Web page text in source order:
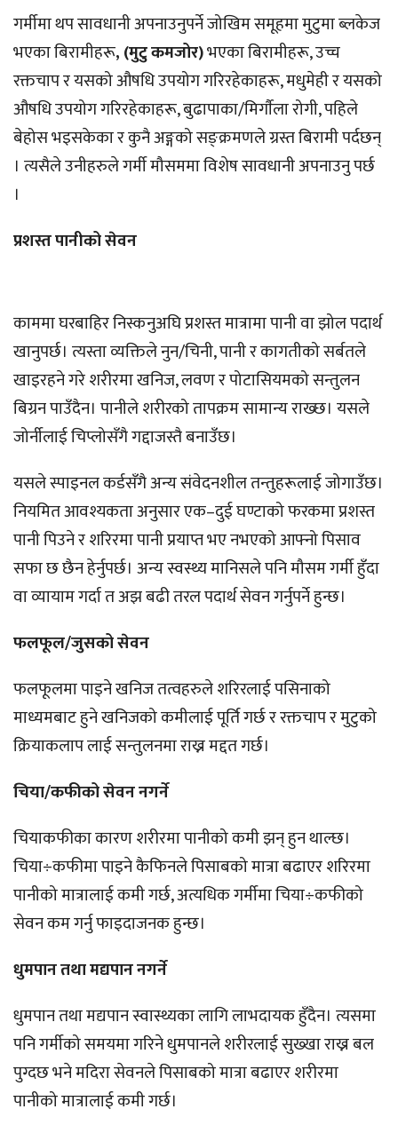
गर्मीमा थप सावधानी अपनाउनुपर्ने जोखिम समूहमा मुटुमा ब्लकेज
भएका बिरामीहरू, (मुटु कमजोर)भएका बिरामीहरू, उच्च
रक्तचाप र यसको औषधि उपयोग गरिरहेकाहरू, मधुमेही र यसको
औषधि उपयोग गरिरहेकाहरू, बुढापाका/मिर्गाैला रोगी, पहिले
बेहोस भइसकेका र कुनै अङ्गको सङ्क्रमणले ग्रस्त बिरामी पर्दछन्
। त्यसैले उनीहरुले गर्मी मौसममा विशेष सावधानी अपनाउनु पर्छ
।
प्रशस्त पानीको सेवन
काममा घरबाहिर निस्कनुअघि प्रशस्त मात्रामा पानी वा झोल पदार्थ
खानुपर्छ। त्यस्ता व्यक्तिले नुन/चिनी, पानी र कागतीको सर्बतले
खाइरहने गरे शरीरमा खनिज, लवण र पोटासियमको सन्तुलन
बिग्रन पाउँदैन। पानीले शरीरको तापक्रम सामान्य राख्छ। यसले
जोर्नीलाई चिप्लोसँगै गद्दाजस्तै बनाउँछ।
यसले स्पाइनल कर्डसँगै अन्य संवेदनशील तन्तुहरूलाई जोगाउँछ।
नियमित आवश्यकता अनुसार एक–दुई घण्टाको फरकमा प्रशस्त
पानी पिउने र शरिरमा पानी प्रयाप्त भए नभएको आफ्नो पिसाव
सफा छ छैन हेर्नुपर्छ। अन्य स्वस्थ्य मानिसले पनि मौसम गर्मी हुँदा
वा व्यायाम गर्दा त अझ बढी तरल पदार्थ सेवन गर्नुपर्ने हुन्छ।
फलफूल/जुसको सेवन
फलफूलमा पाइने खनिज तत्वहरुले शरिरलाई पसिनाको
माध्यमबाट हुने खनिजको कमीलाई पूर्ति गर्छ र रक्तचाप र मुटुको
क्रियाकलाप लाई सन्तुलनमा राख्न मद्दत गर्छ।
चिया/कफीको सेवन नगर्ने
चियाकफीका कारण शरीरमा पानीको कमी झन् हुन थाल्छ।
चिया÷कफीमा पाइने कैफिनले पिसाबको मात्रा बढाएर शरिरमा
पानीको मात्रालाई कमी गर्छ, अत्यधिक गर्मीमा चिया÷कफीको
सेवन कम गर्नु फाइदाजनक हुन्छ।
धुमपान तथा मद्यपान नगर्ने
धुमपान तथा मद्यपान स्वास्थ्यका लागि लाभदायक हुँदैन। त्यसमा
पनि गर्मीको समयमा गरिने धुमपानले शरीरलाई सुख्खा राख्न बल
पुग्दछ भने मदिरा सेवनले पिसाबको मात्रा बढाएर शरीरमा
पानीको मात्रालाई कमी गर्छ।